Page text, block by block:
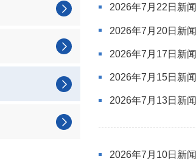
2026年7月22日新闻
2026年7月20日新闻
2026年7月17日新闻
2026年7月15日新闻
2026年7月13日新闻
2026年7月10日新闻